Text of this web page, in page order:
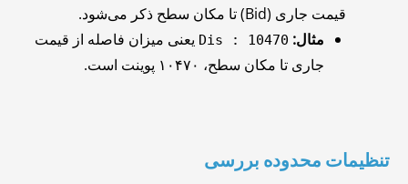
قیمت جاری (Bid) تا مکان سطح ذکر می‌شود.
مثال: Dis : 10470 یعنی میزان فاصله از قیمت
جاری تا مکان سطح، ۱۰۴۷۰ پوینت است.
تنظیمات محدوده بررسی